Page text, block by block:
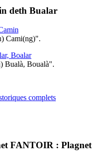
deth Bualar
Cami(ng)".
Boalar
Bualà, Boualà".
complets
FANTOIR : Plagnet